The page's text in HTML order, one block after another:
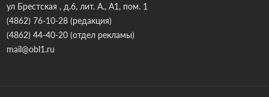
ул Брестская , д.6, лит. А., А1, пом. 1
(4862) 76-10-28(редакция)
(4862) 44-40-20(отдел рекламы)
mail@obl1.ru